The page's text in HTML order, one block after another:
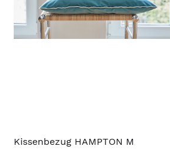
Kissenbezug HAMPTON M